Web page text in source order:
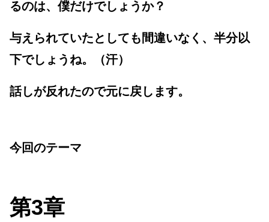
るのは、僕だけでしょうか？
与えられていたとしても 間違いなく、半分以
下でしょうね。（汗）
話しが反れたので元に戻します。
今回のテーマ
第3章